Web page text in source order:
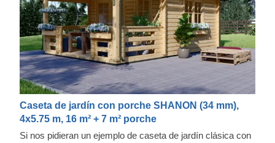
Caseta de jardín con porche SHANON (34 mm),
4x5.75 m, 16 m² + 7 m² porche
Si nos pidieran un ejemplo de caseta de jardín clásica con